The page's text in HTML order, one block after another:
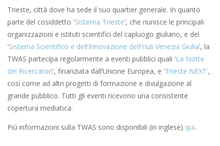
Trieste, città dove ha sede il suo quartier generale. In quanto
parte del cosiddetto 'Sistema Trieste', che riunisce le principali
organizzazioni e istituti scientifici del capluogo giuliano, e del
'Sistema Scientifico e dell’Innovazione delFriuli Venezia Giulia', la
TWAS partecipa regolarmente a eventi pubblici quali 'La Notte
dei Ricercatori', finanziata dall’Unione Europea, e 'Trieste NEXT',
così come ad altri progetti di formazione e divulgazione al
grande pubblico. Tutti gli eventi ricevono una consistente
copertura mediatica.
Più informazioni sulla TWAS sono disponibili (in inglese) qui.